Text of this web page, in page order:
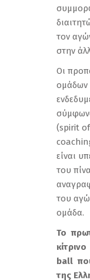
τον
στην
Οι
ομάδων
(spirit
είναι
του
του
ομάδα.
Το
ball
της